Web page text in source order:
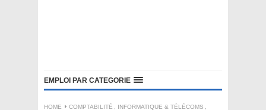
EMPLOI PAR CATEGORIE
HOME COMPTABILITÉ , INFORMATIQUE & TÉLÉCOMS ,